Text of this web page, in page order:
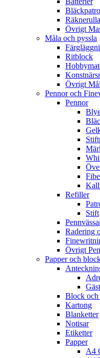
Övrigt
Måla och pyssla
Ritblock
Övrigt
Pennor och
Pennor
Refiller
Stift
Radering
Övrigt
Papper och
Block
Kartong
Blanketter
Notisar
Etiketter
Papper
A4